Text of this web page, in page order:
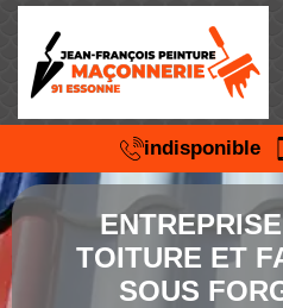
indisponible
TOITURE ET
SOUS